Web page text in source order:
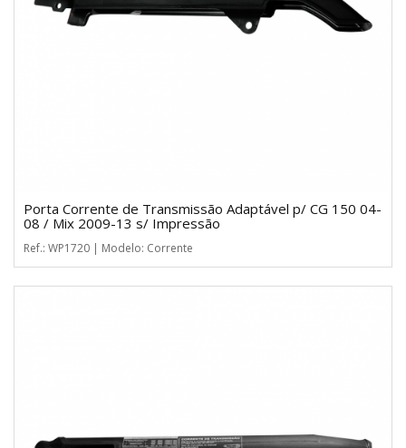
Porta Corrente de Transmissão Adaptável p/ CG 150 04-
08 / Mix 2009-13 s/ Impressão
Ref.: WP1720 | Modelo: Corrente